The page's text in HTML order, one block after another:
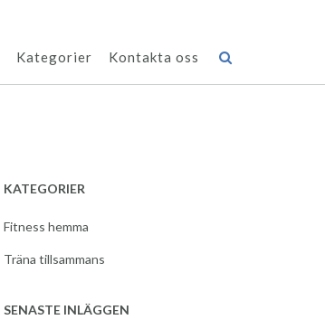
Kategorier Kontakta oss
KATEGORIER
Fitness hemma
Träna tillsammans
SENASTE INLÄGGEN